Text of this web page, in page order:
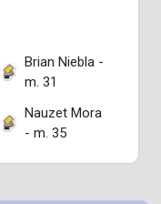
Brian Niebla -
m. 31
Nauzet Mora
- m. 35